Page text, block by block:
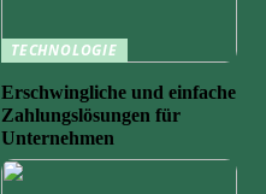
TECHNOLOGIE
Erschwingliche und einfache
Zahlungslösungen für
Unternehmen